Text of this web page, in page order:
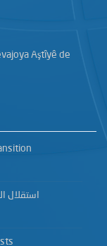
Aştîyê de
استقلال